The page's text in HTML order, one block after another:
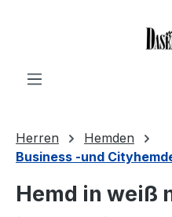
Herren
Hemden
Business -und
Hemd in weiß